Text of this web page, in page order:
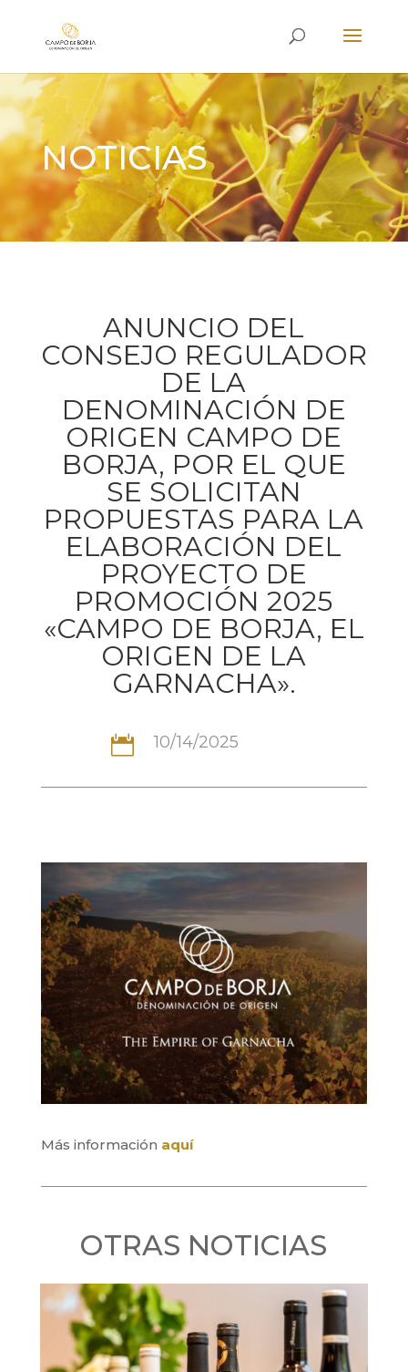
NOTICIAS
ANUNCIO DEL
CONSEJO REGULADOR
DE LA
DENOMINACIÓN DE
ORIGEN CAMPO DE
BORJA, POR EL QUE
SE SOLICITAN
PROPUESTAS PARA LA
ELABORACIÓN DEL
PROYECTO DE
PROMOCIÓN 2025
«CAMPO DE BORJA, EL
ORIGEN DE LA
GARNACHA».
 10/14/2025
Más información aquí
OTRAS NOTICIAS